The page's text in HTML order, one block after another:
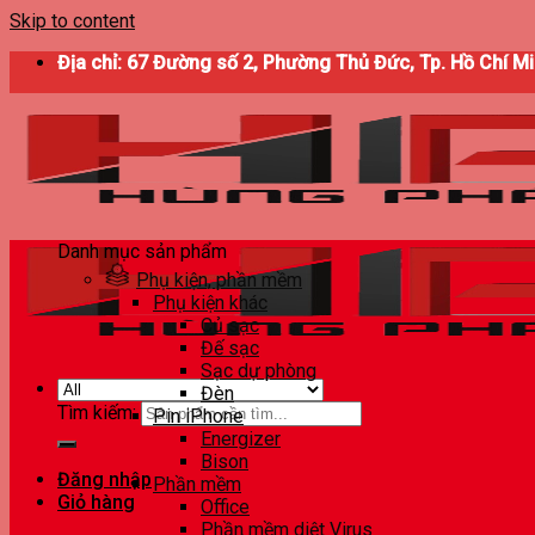
Skip to content
Địa chỉ: 67 Đường số 2, Phường Thủ Đức, Tp. Hồ Chí
Tìm kiếm:
Đăng nhập
Giỏ hàng
Danh mục sản phẩm
Phụ kiện, phần mềm
Phụ kiện khác
Củ sạc
Đế sạc
Sạc dự phòng
Đèn
Pin iPhone
Energizer
Bison
Phần mềm
Office
Phần mềm diệt Virus